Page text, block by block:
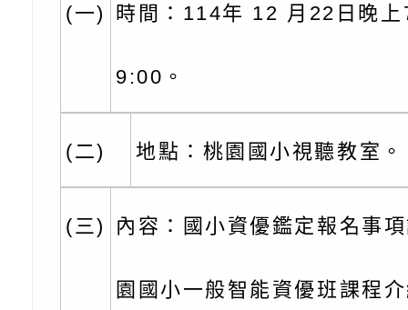
覺暫留創意應用與實
學辦理115年度區域
充實方案：「怪創劇
角色驅動的聲音與故
「學生申訴及再申訴
關事項
檢送行政院新聞傳
月份公共服務政策溝
訊
台北松山文創園區5
「櫻桃小丸子原作40
展」
檢送桃園市政府LED
字稿及LCD託播影（
轉知國立臺灣師範大
知能研習」
字稿
函轉國立臺灣師範大
(一) 時間：114年 12 月22日晚
9:00。
(二) 地點：桃園國小視聽教室。
(三) 內容：國小資優鑑定報名事
園國小一般智能資優班課程